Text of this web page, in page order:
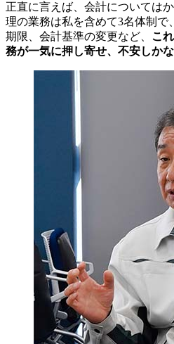
正直に言えば、会計については
理の業務は私を含めて3名体制で
期限、会計基準の変更など、 こ
務が一気に押し寄せ、不安しか